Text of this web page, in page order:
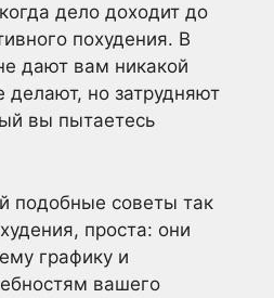
дело доходит до
похудения. В
дают вам никакой
делают, но затрудняют
вы пытаетесь
подобные советы так
проста: они
графику и
вашего